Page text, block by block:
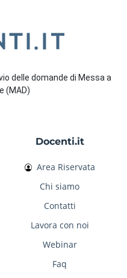
delle domande di Messa a
(MAD)
Docenti.it
Area Riservata
Chi siamo
Contatti
Lavora con noi
Webinar
Faq